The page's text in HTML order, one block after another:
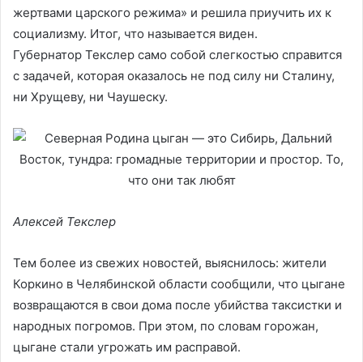
жертвами царского режима» и решила приучить их к
социализму. Итог, что называется виден.
Губернатор Текслер само собой слегкостью справится
с задачей, которая оказалось не под силу ни Сталину,
ни Хрущеву, ни Чаушеску.
Алексей Текслер
Тем более из свежих новостей, выяснилось: жители
Коркино в Челябинской области сообщили, что цыгане
возвращаются в свои дома после убийства таксистки и
народных погромов. При этом, по словам горожан,
цыгане стали угрожать им расправой.